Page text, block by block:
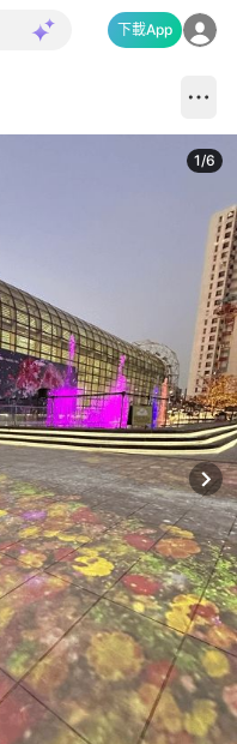
下載App
1/6